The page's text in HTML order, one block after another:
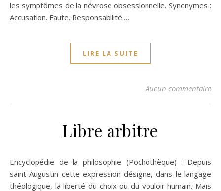
les symptômes de la névrose obsessionnelle. Synonymes :
Accusation. Faute. Responsabilité.…
LIRE LA SUITE
Aucun commentaire
Libre arbitre
Encyclopédie de la philosophie (Pochothèque) : Depuis
saint Augustin cette expression désigne, dans le langage
théologique, la liberté du choix ou du vouloir humain. Mais